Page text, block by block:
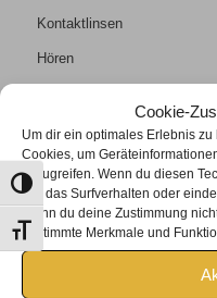
Cookie-
Um dir ein optimales Erlebnis
Cookies, um
zuzugreifen. Wenn du diesen
wie das Surfverhalten oder
Wenn du deine Zustimmung
bestimmte Merkmale und
Umschalten auf hohe
Schrift vergrößern
Kontaktlinsen
Hören
KONTAKT
Tel +43 2685/6401